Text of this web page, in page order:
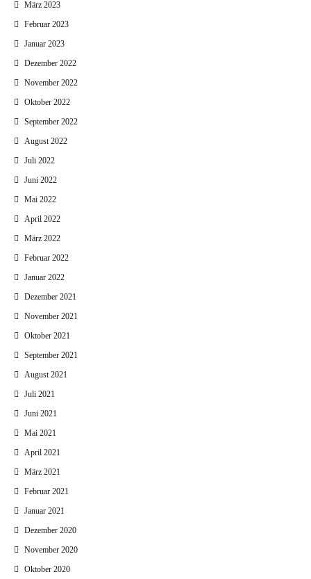
März 2023
Februar 2023
Januar 2023
Dezember 2022
November 2022
Oktober 2022
September 2022
August 2022
Juli 2022
Juni 2022
Mai 2022
April 2022
März 2022
Februar 2022
Januar 2022
Dezember 2021
November 2021
Oktober 2021
September 2021
August 2021
Juli 2021
Juni 2021
Mai 2021
April 2021
März 2021
Februar 2021
Januar 2021
Dezember 2020
November 2020
Oktober 2020